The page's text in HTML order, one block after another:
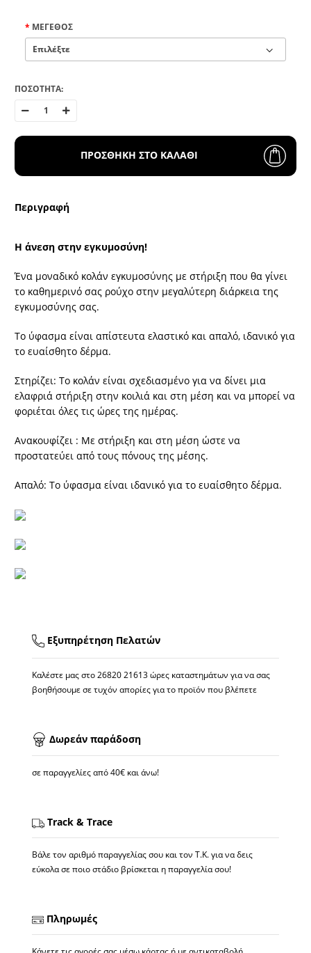
ΜΈΓΕΘΟΣ
ΠΟΣΟΤΗΤΑ:
ΠΡΟΣΘΗΚΗ ΣΤΟ ΚΑΛΑΘΙ
Περιγραφή
Η άνεση στην εγκυμοσύνη!
Ένα μοναδικό κολάν εγκυμοσύνης με στήριξη που θα γίνει
το καθημερινό σας ρούχο στην μεγαλύτερη διάρκεια της
εγκυμοσύνης σας.
Το ύφασμα είναι απίστευτα ελαστικό και απαλό, ιδανικό για
το ευαίσθητο δέρμα.
Στηρίζει: Το κολάν είναι σχεδιασμένο για να δίνει μια
ελαφριά στήριξη στην κοιλιά και στη μέση και να μπορεί να
φοριέται όλες τις ώρες της ημέρας.
Ανακουφίζει : Με στήριξη και στη μέση ώστε να
προστατεύει από τους πόνους της μέσης.
Απαλό: Το ύφασμα είναι ιδανικό για το ευαίσθητο δέρμα.
Εξυπηρέτηση Πελατών
Καλέστε μας στο26820 21613ώρες καταστημάτων για να σας
βοηθήσουμε σε τυχόν απορίες για το προϊόν που βλέπετε
Δωρεάν παράδοση
σε παραγγελίες από 40€ και άνω!
Track & Trace
Βάλε τον αριθμό παραγγελίας σου και τον Τ.Κ. για να δεις
εύκολα σε ποιο στάδιο βρίσκεται η παραγγελία σου!
Πληρωμές